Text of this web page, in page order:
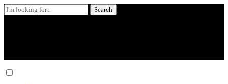
Search
for:
Skip